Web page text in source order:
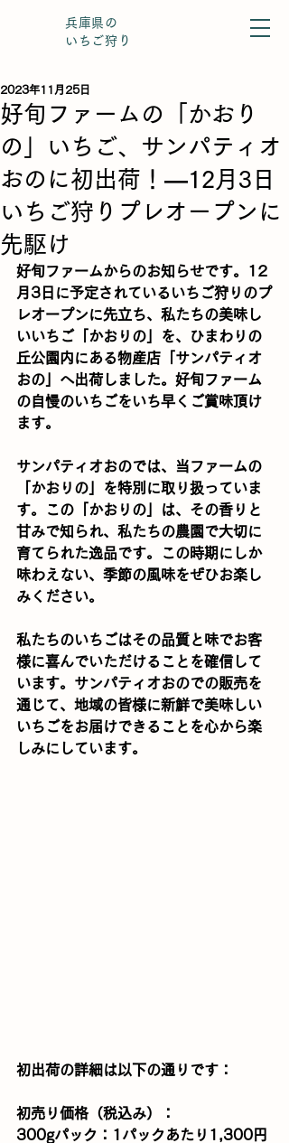
兵庫県の
いちご狩り
好旬ファームの「かおり
の」いちご、サンパティオ
おのに初出荷！―12月3日
いちご狩りプレオープンに
先駆け
2023年11月25日
好旬ファームからのお知らせです。12
月3日に予定されているいちご狩りのプ
レオープンに先立ち、私たちの美味し
いいちご「かおりの」を、ひまわりの
丘公園内にある物産店「サンパティオ
おの」へ出荷しました。好旬ファーム
の自慢のいちごをいち早くご賞味頂け
ます。
サンパティオおのでは、当ファームの
「かおりの」を特別に取り扱っていま
す。この「かおりの」は、その香りと
甘みで知られ、私たちの農園で大切に
育てられた逸品です。この時期にしか
味わえない、季節の風味をぜひお楽し
みください。
私たちのいちごはその品質と味でお客
様に喜んでいただけることを確信して
います。サンパティオおのでの販売を
通じて、地域の皆様に新鮮で美味しい
いちごをお届けできることを心から楽
しみにしています。
初出荷の詳細は以下の通りです：
初売り価格（税込み）：
300gパック：1パックあたり1,300円